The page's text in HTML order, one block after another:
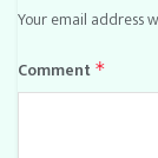
Your email address
Comment *